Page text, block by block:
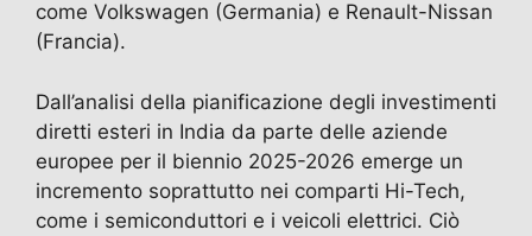
come Volkswagen (Germania) e Renault-Nissan
(Francia).
Dall’analisi della pianificazione degli investimenti
diretti esteri in India da parte delle aziende
europee per il biennio 2025-2026 emerge un
incremento soprattutto nei comparti Hi-Tech,
come i semiconduttori e i veicoli elettrici. Ciò